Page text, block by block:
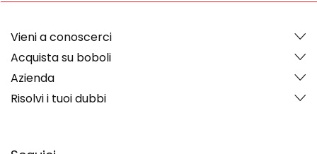
Vieni a conoscerci
Acquista su boboli
Azienda
Risolvi i tuoi dubbi